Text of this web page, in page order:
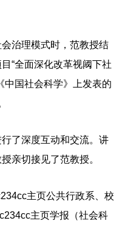
治理模式时，范教授结
“全面深化改革视阈下社
中国社会科学》上发表的
了深度互动和交流。讲
亲切接见了范教授。
主页公共行政系、校
主页学报（社会科